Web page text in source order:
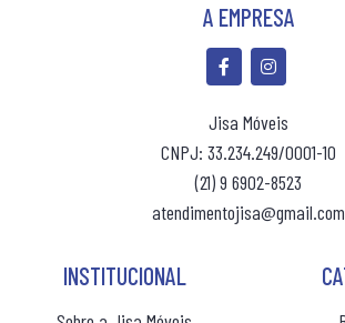
COLCHÃO CASAL MOLAS
COLCHÃO INFANTIL
COLCHÃO KING MOLAS
COLCHÂO QUEEN
(10% de desconto)
A EMPRESA
Jisa Móveis
CNPJ: 33.234.249/0001-10
(21) 9 6902-8523
atendimentojisa@gmail.com
INSTITUCIONAL